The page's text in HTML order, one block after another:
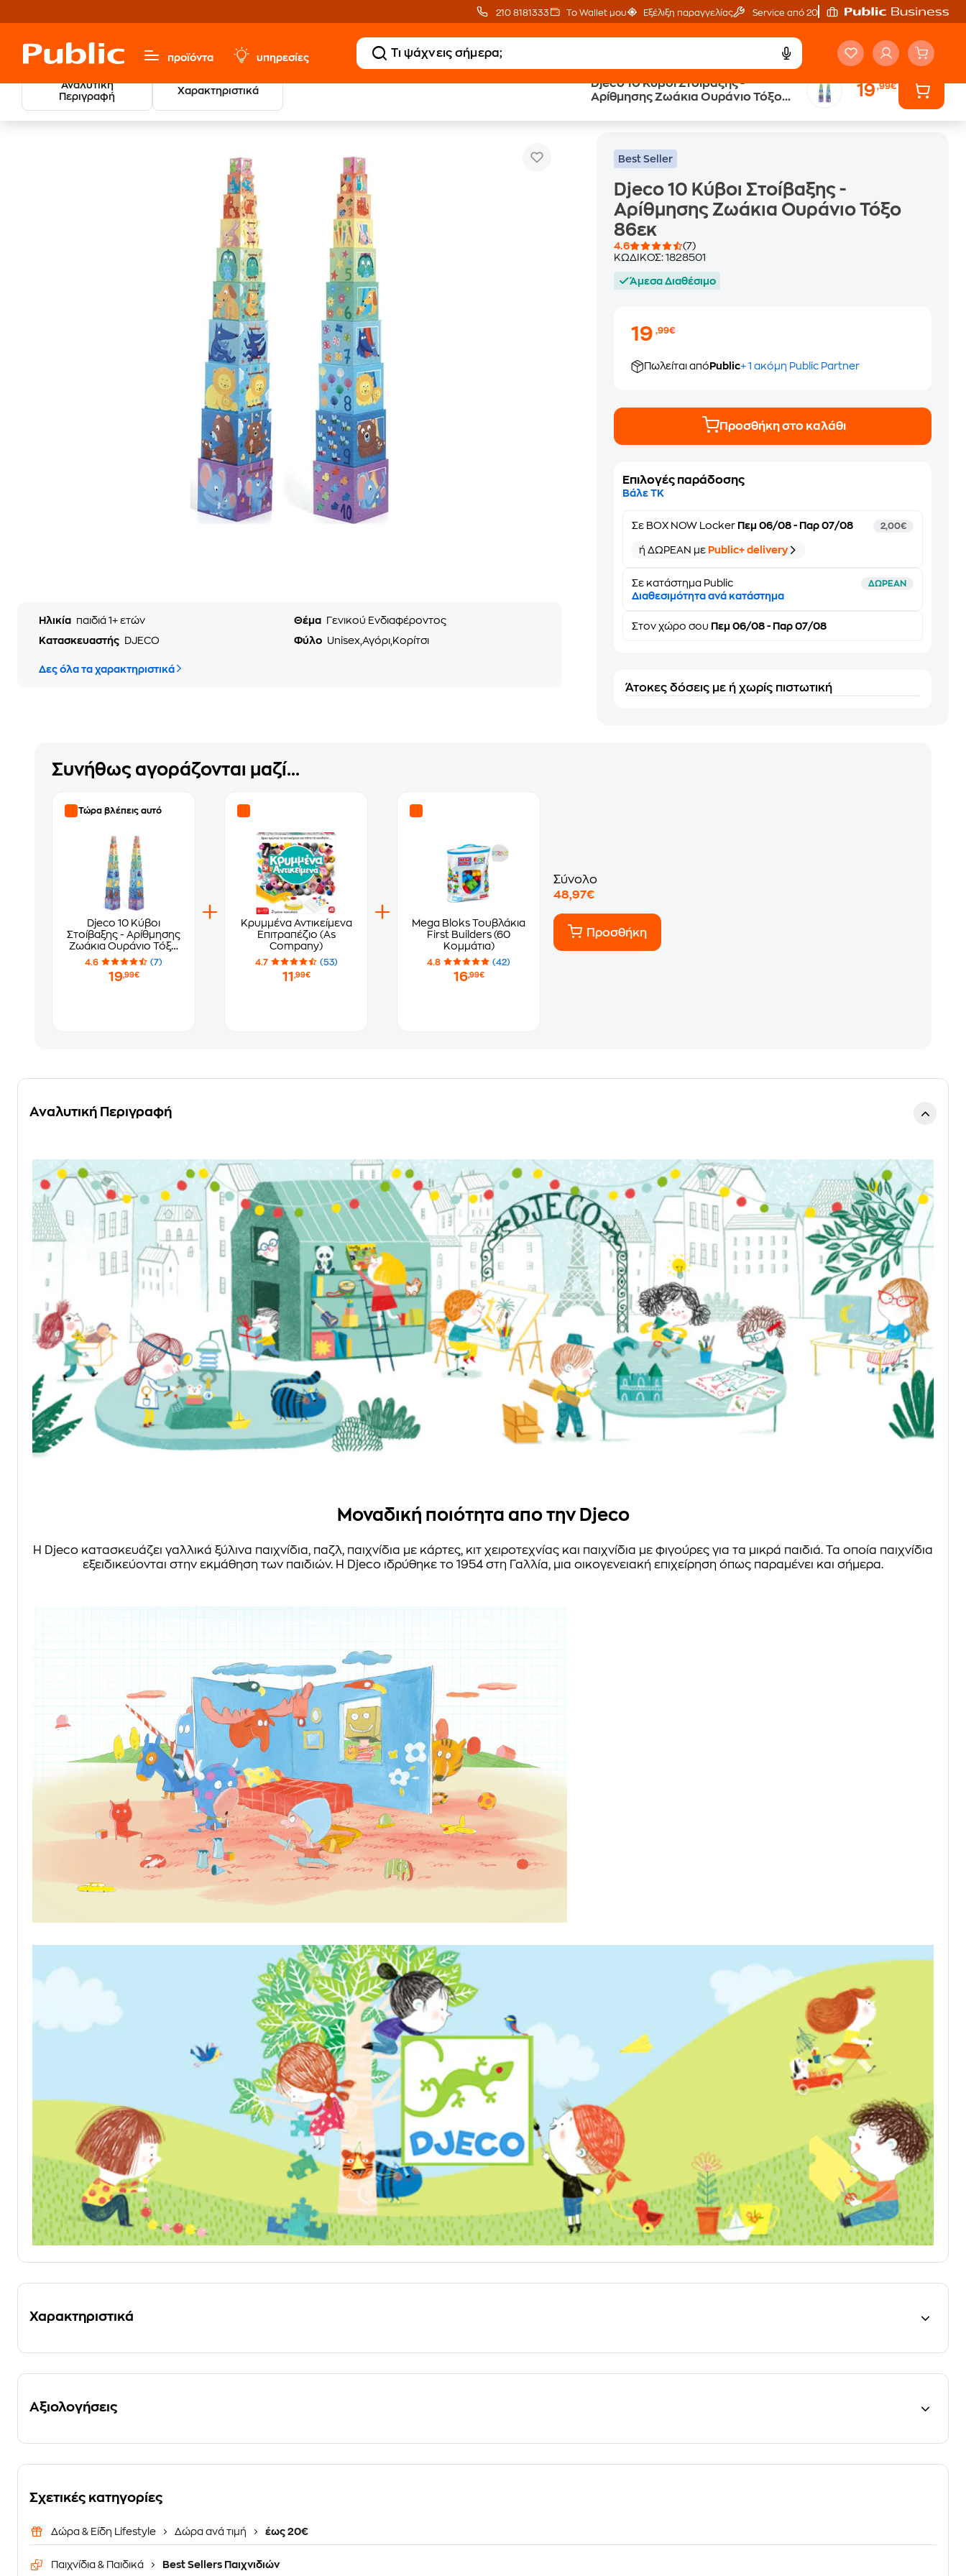
210 8181333 Το Wallet μου Εξέλιξη παραγγελίας Service από 20'
προϊόντα υπηρεσίες
Αναλυτική
Περιγραφή
Χαρακτηριστικά
Djeco 10 Κύβοι Στοίβαξης -
Αρίθμησης Ζωάκια Ουράνιο Τόξο
19,99€
Παιχνίδια & Παιδικά
Ηλικία παιδιά 1+ ετών Θέμα
Γενικού Ενδιαφέροντος
Κατασκευαστής
DJECO Φύλο Unisex,Αγόρι,Κορίτσι
Δες όλα τα χαρακτηριστικά
Best Seller
Djeco 10 Κύβοι Στοίβαξης -
Αρίθμησης Ζωάκια Ουράνιο Τόξο
86εκ
4.6
(7)
ΚΩΔΙΚΟΣ:1828501
Άμεσα Διαθέσιμο
19,99€
Πωλείται από Public+ 1 ακόμη Public Partner
Προσθήκη στο καλάθι
Επιλογές παράδοσης
Βάλε ΤΚ
Σε BOX NOW Locker Πεμ 06/08 - Παρ 07/08 2,00€
ή ΔΩΡΕΑΝ με Public+ delivery
Σε κατάστημα Public ΔΩΡΕΑΝ
Διαθεσιμότητα ανά κατάστημα
Στονχώρο σου Πεμ 06/08 - Παρ 07/08
Άτοκες δόσεις με ή χωρίς πιστωτική
Συνήθως αγοράζονται μαζί...
Τώρα βλέπεις αυτό
Djeco 10 Κύβοι
Στοίβαξης - Αρίθμησης
Ζωάκια Ουράνιο Τόξο
86εκ
4.6 (7)
19,99€
Κρυμμένα Αντικείμενα
Επιτραπέζιο (As
Company)
4.7 (53)
11 ,99€
Mega Bloks Τουβλάκια
First Builders (60
Κομμάτια)
4.8 (42)
16,99€
Σύνολο
48,97€
Προσθήκη
Αναλυτική Περιγραφή
Μοναδική ποιότητα απο την Djeco
Η Djeco κατασκευάζει γαλλικά ξύλινα παιχνίδια, παζλ, παιχνίδια με κάρτες, κιτ χειροτεχνίας και παιχνίδια με φιγούρες για τα μικρά παιδιά. Τα οποία παιχνίδια
εξειδικεύονται στην εκμάθηση των παιδιών. Η Djeco ιδρύθηκε το 1954 στη Γαλλία, μια οικογενειακή επιχείρηση όπως παραμένει και σήμερα.
Χαρακτηριστικά
Αξιολογήσεις
Σχετικές κατηγορίες
Δώρα & Είδη Lifestyle Δώρα ανά τιμή έως 20€
Παιχνίδια & Παιδικά Best Sellers Παιχνιδιών